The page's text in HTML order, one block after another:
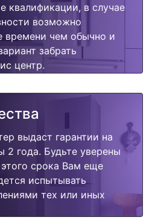
квалификации, в случае
возможно
времени чем обычно и
забрать
центр.
выдаст гарантии на
2 года. Будьте уверены
срока Вам еще
испытывать
тех или иных